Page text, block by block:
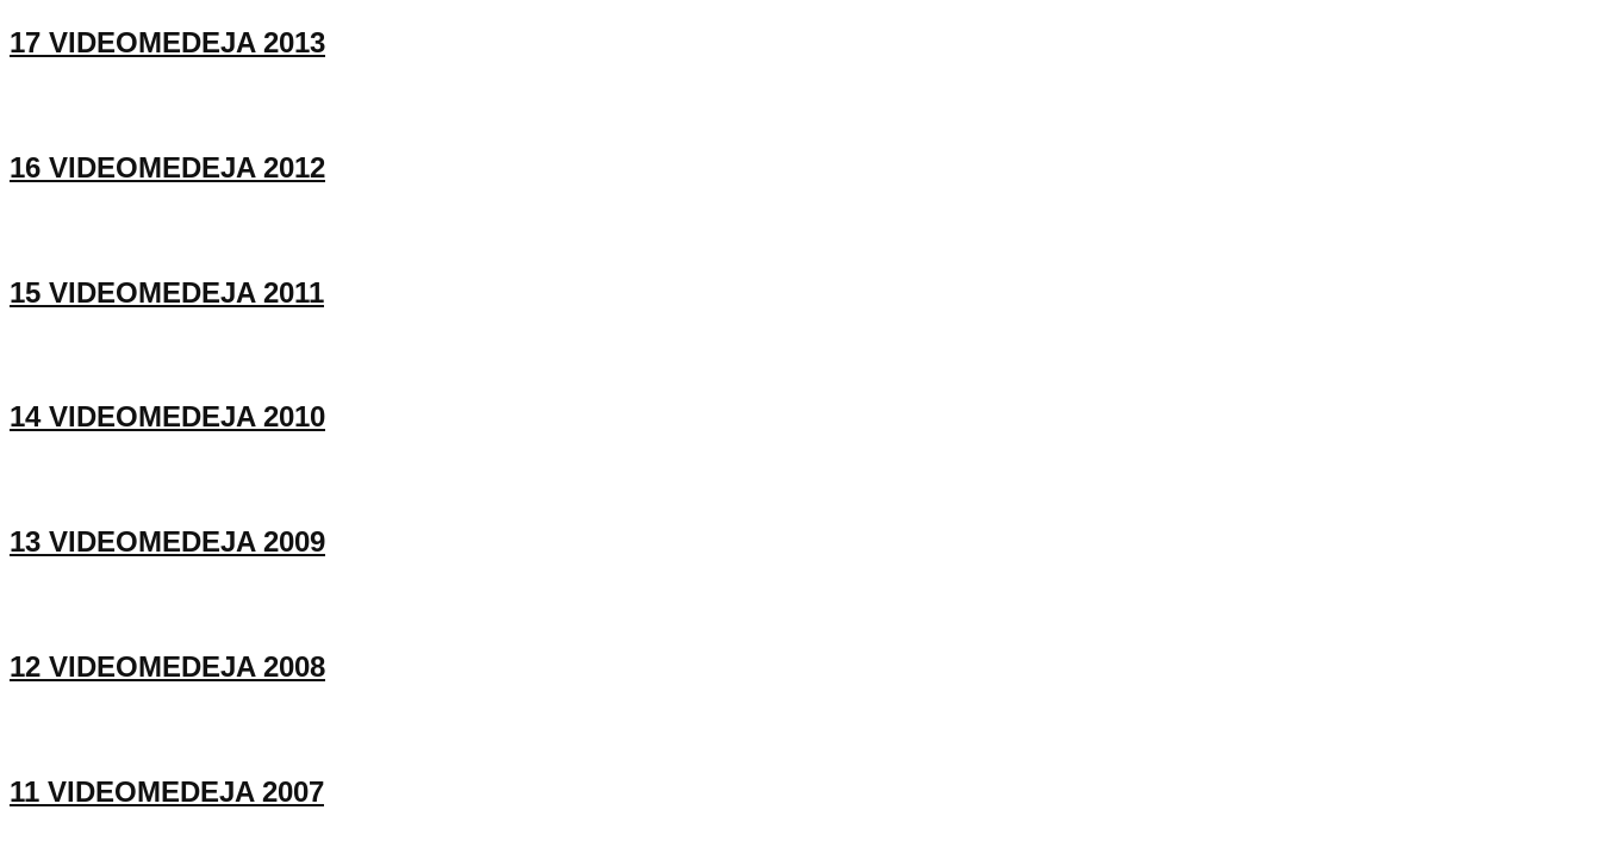
17 VIDEOMEDEJA 2013
16 VIDEOMEDEJA 2012
15 VIDEOMEDEJA 2011
14 VIDEOMEDEJA 2010
13 VIDEOMEDEJA 2009
12 VIDEOMEDEJA 2008
11 VIDEOMEDEJA 2007